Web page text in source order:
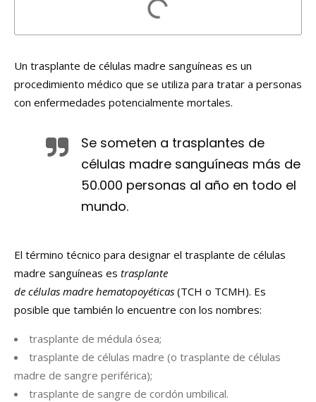
Un trasplante de células madre sanguíneas es un
procedimiento médico que se utiliza para tratar a personas
con enfermedades potencialmente mortales.
Se someten a trasplantes de
células madre sanguíneas más de
50.000 personas al año en todo el
mundo.
El término técnico para designar el trasplante de células
madre sanguíneas es trasplante
de células madre hematopoyéticas (TCH o TCMH). Es
posible que también lo encuentre con los nombres:
trasplante de médula ósea;
trasplante de células madre (o trasplante de células
madre de sangre periférica);
trasplante de sangre de cordón umbilical.